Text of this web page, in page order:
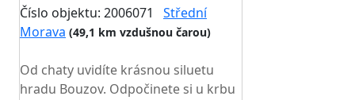
Číslo objektu: 2006071
Střední
Morava (49,1 km vzdušnou čarou)
Od chaty uvidíte krásnou siluetu
hradu Bouzov. Odpočinete si u krbu